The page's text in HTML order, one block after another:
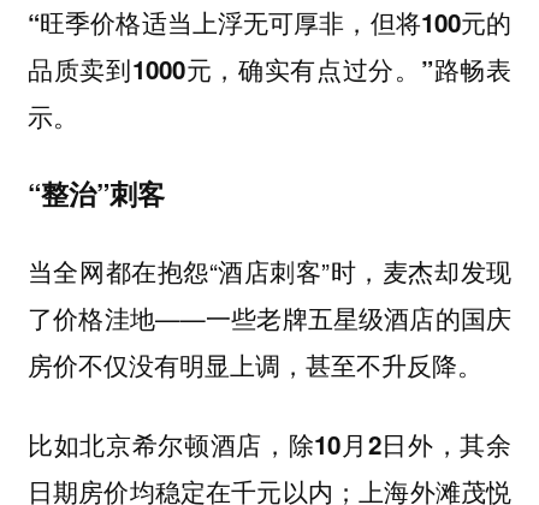
“旺季价格适当上浮无可厚非，但将100元的
品质卖到1000元，确实有点过分。”路畅表
示。
“整治”刺客
当全网都在抱怨“酒店刺客”时，麦杰却发现
了价格洼地——一些老牌五星级酒店的国庆
房价不仅没有明显上调，甚至不升反降。
比如北京希尔顿酒店，除10月2日外，其余
日期房价均稳定在千元以内；上海外滩茂悦